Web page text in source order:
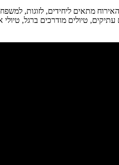
מתאים ליחידים, לזוגות,
טיולים מודרכים ברגל, טיולי